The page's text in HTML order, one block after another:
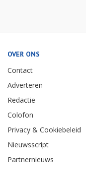
OVER ONS
Contact
Adverteren
Redactie
Colofon
Privacy & Cookiebeleid
Nieuwsscript
Partnernieuws